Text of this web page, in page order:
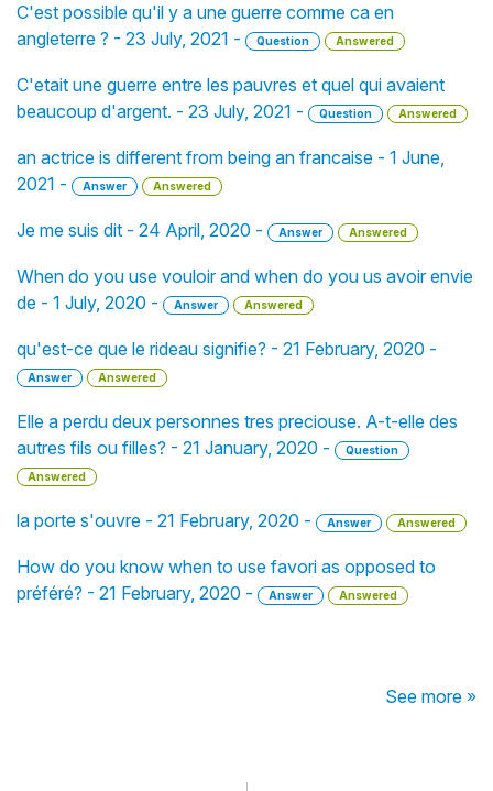
C'est possible qu'il y a une guerre comme ca en
angleterre ? - 23 July, 2021 -
Question Answered
C'etait une guerre entre les pauvres et quel qui avaient
beaucoup d'argent. - 23 July, 2021 -
Question Answered
an actrice is different from being an francaise - 1 June,
2021 -
Answer Answered
Je me suis dit - 24 April, 2020 - Answer Answered
When do you use vouloir and when do you us avoir envie
de - 1 July, 2020 -
Answer Answered
qu'est-ce que le rideau signifie? - 21 February, 2020 -
Answer Answered
Elle a perdu deux personnes tres preciouse. A-t-elle des
autres fils ou filles? - 21 January, 2020 -
Question
Answered
la porte s'ouvre - 21 February, 2020 - Answer Answered
How do you know when to use favori as opposed to
préféré? - 21 February, 2020 -
Answer Answered
See more »